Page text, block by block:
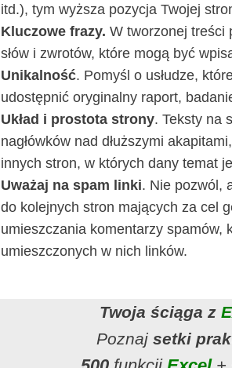
itd.), tym wyższa pozycja Twojej
Kluczowe frazy. W tworzonej treści
słów i zwrotów, które mogą być
Unikalność. Pomyśl o usłudze,
udostępnić oryginalny raport,
Układ i prostota strony. Teksty na
nagłówków nad dłuższymi
innych stron, w których dany temat
Uważaj na spam linki. Nie pozwól,
do kolejnych stron mających za cel
umieszczania komentarzy spamów,
umieszczonych w nich linków.
Twoja ściąga z
Poznaj setki